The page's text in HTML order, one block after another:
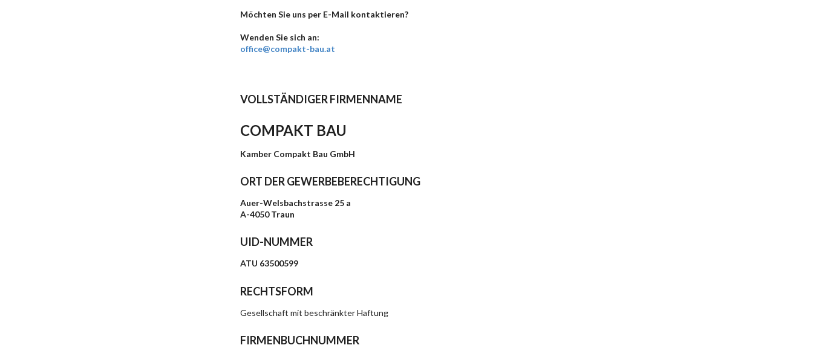
Möchten Sie uns per E-Mail kontaktieren?
Wenden Sie sich an:
office@compakt-bau.at
VOLLSTÄNDIGER FIRMENNAME
COMPAKT BAU
Kamber Compakt Bau GmbH
ORT DER GEWERBEBERECHTIGUNG
Auer-Welsbachstrasse 25 a
A-4050 Traun
UID-NUMMER
ATU 63500599
RECHTSFORM
Gesellschaft mit beschränkter Haftung
FIRMENBUCHNUMMER